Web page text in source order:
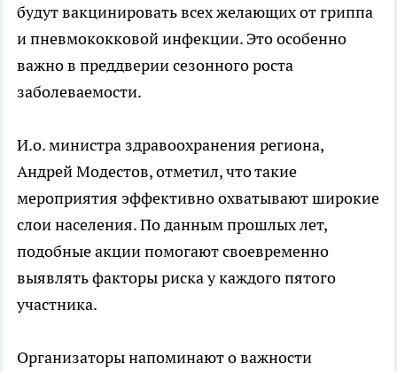
будут вакцинировать всех желающих от гриппа
и пневмококковой инфекции. Это особенно
важно в преддверии сезонного роста
заболеваемости.
И.о. министра здравоохранения региона,
Андрей Модестов, отметил, что такие
мероприятия эффективно охватывают широкие
слои населения. По данным прошлых лет,
подобные акции помогают своевременно
выявлять факторы риска у каждого пятого
участника.
Организаторы напоминают о важности